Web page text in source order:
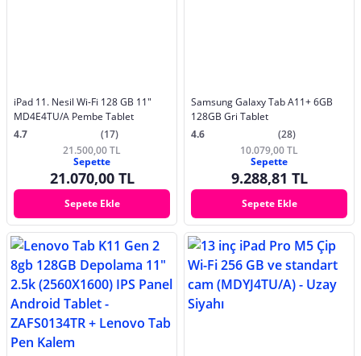
iPad 11. Nesil Wi-Fi 128 GB 11"
MD4E4TU/A Pembe Tablet
4.7
(17)
21.500,00 TL
Sepette
21.070,00 TL
Sepete Ekle
Samsung Galaxy Tab A11+ 6GB
128GB Gri Tablet
4.6
(28)
10.079,00 TL
Sepette
9.288,81 TL
Sepete Ekle